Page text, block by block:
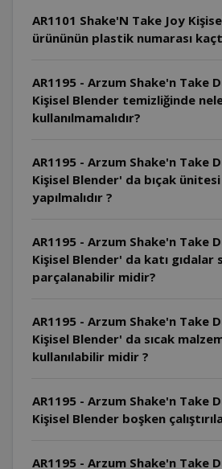
AR1101 Shake'N Take Joy
ürününün plastik numarası
AR1195 - Arzum Shake'n Take
Kişisel Blender temizliğinde neler
kullanılmamalıdır?
AR1195 - Arzum Shake'n Take
Kişisel Blender' da bıçak ünitesi
yapılmalıdır ?
AR1195 - Arzum Shake'n Take
Kişisel Blender' da katı gıdalar
parçalanabilir midir?
AR1195 - Arzum Shake'n Take
Kişisel Blender' da sıcak
kullanılabilir midir ?
AR1195 - Arzum Shake'n Take
Kişisel Blender boşken
AR1195 - Arzum Shake'n Take